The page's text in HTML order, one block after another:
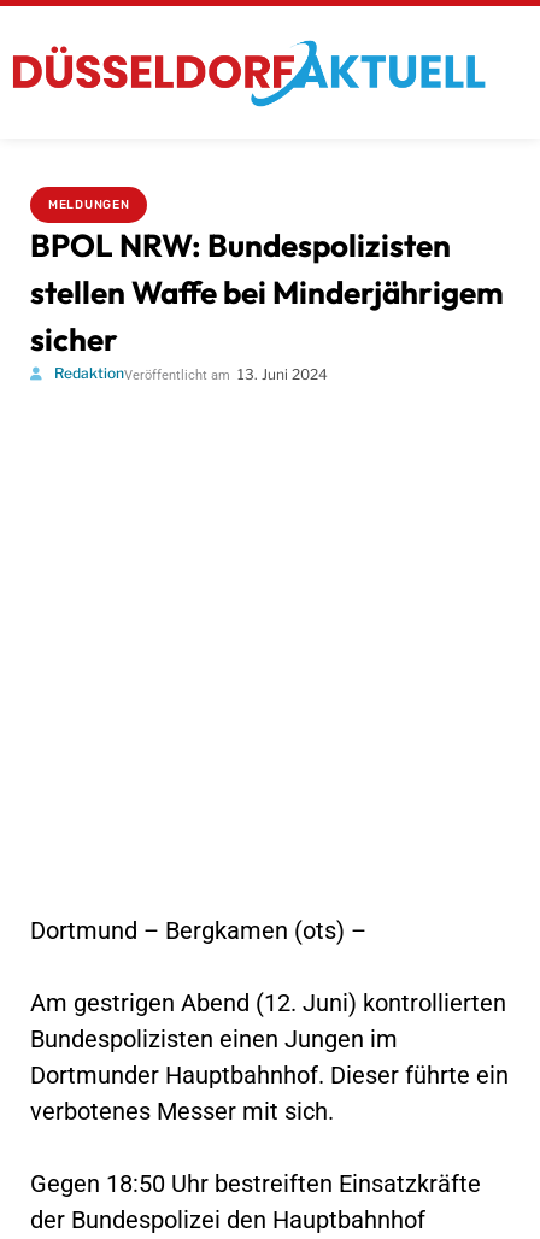
MELDUNGEN
BPOL NRW: Bundespolizisten
stellen Waffe bei Minderjährigem
sicher
RedaktionVeröffentlicht am 13. Juni 2024
Dortmund – Bergkamen (ots) –
Am gestrigen Abend (12. Juni) kontrollierten
Bundespolizisten einen Jungen im
Dortmunder Hauptbahnhof. Dieser führte ein
verbotenes Messer mit sich.
Gegen 18:50 Uhr bestreiften Einsatzkräfte
der Bundespolizei den Hauptbahnhof